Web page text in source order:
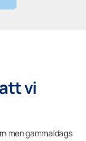
vi
men gammaldags